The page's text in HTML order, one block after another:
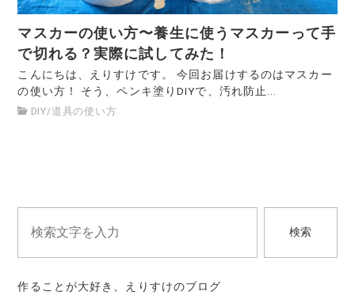
マスカーの使い方〜養生に使うマスカーって手
で切れる？実際に試してみた！
こんにちは、えりすけです。 今回お届けするのはマスカー
の使い方！ そう、ペンキ塗りDIYで、汚れ防止...
DIY/道具の使い方
検索
作ることが大好き、えりすけのブログ